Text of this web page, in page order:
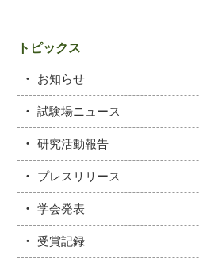
トピックス
お知らせ
試験場ニュース
研究活動報告
プレスリリース
学会発表
受賞記録